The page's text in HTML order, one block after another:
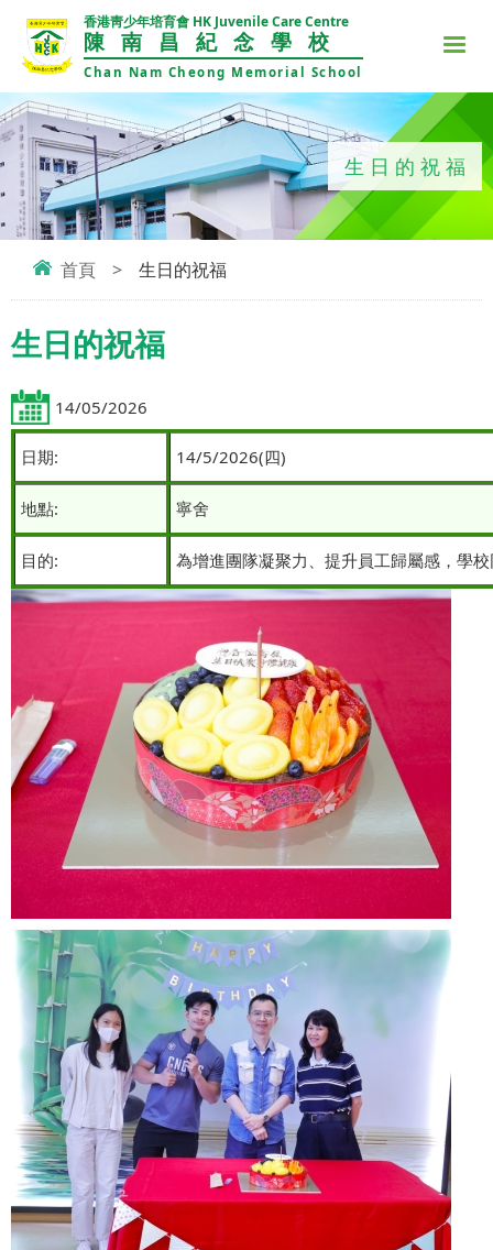
香港靑少年培育會 HK Juvenile Care Centre
陳南昌紀念學校
Chan Nam Cheong Memorial School
生日的祝福
首頁 > 生日的祝福
生日的祝福
14/05/2026
日期: 14/5/2026(四)
地點: 寧舍
目的: 為增進團隊凝聚力、提升員工歸屬感，學